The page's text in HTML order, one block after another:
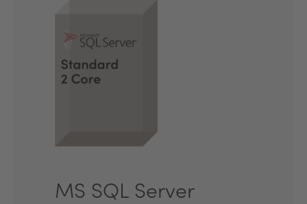
MS SQL Server